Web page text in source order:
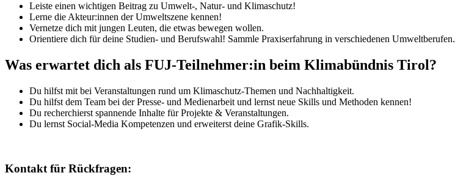
Leiste einen wichtigen Beitrag zu Umwelt-, Natur- und Klimaschutz!
Lerne die Akteur:innen der Umweltszene kennen!
Vernetze dich mit jungen Leuten, die etwas bewegen wollen.
Orientiere dich für deine Studien- und Berufswahl! Sammle Praxiserfahrung in verschiedenen Umweltberufen.
Was erwartet dich als FUJ-Teilnehmer:in beim Klimabündnis Tirol?
Du hilfst mit bei Veranstaltungen rund um Klimaschutz-Themen und Nachhaltigkeit.
Du hilfst dem Team bei der Presse- und Medienarbeit und lernst neue Skills und Methoden kennen!
Du recherchierst spannende Inhalte für Projekte & Veranstaltungen.
Du lernst Social-Media Kompetenzen und erweiterst deine Grafik-Skills.
Kontakt für Rückfragen: